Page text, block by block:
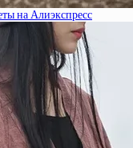
на Алиэкспресс